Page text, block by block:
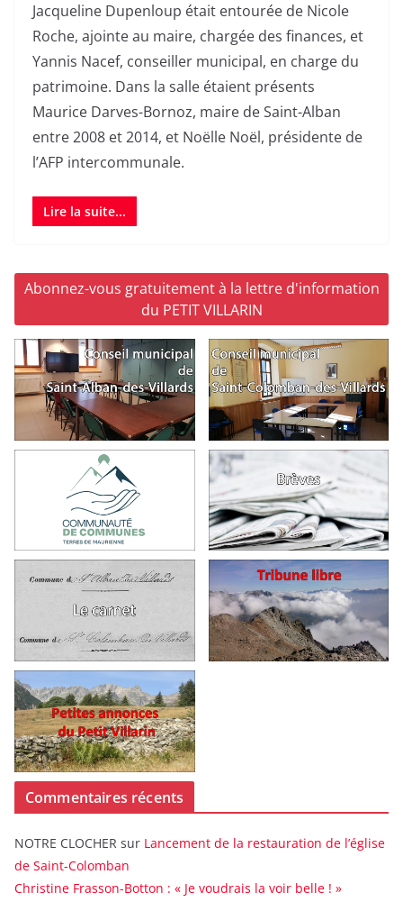
Jacqueline Dupenloup était entourée de Nicole
Roche, ajointe au maire, chargée des finances, et
Yannis Nacef, conseiller municipal, en charge du
patrimoine. Dans la salle étaient présents
Maurice Darves-Bornoz, maire de Saint-Alban
entre 2008 et 2014, et Noëlle Noël, présidente de
l’AFP intercommunale.
Lire la suite...
Abonnez-vous gratuitement à la lettre d'information
du PETIT VILLARIN
Commentaires récents
NOTRE CLOCHER sur Lancement de la restauration de l’église
de Saint-Colomban
Christine Frasson-Botton : « Je voudrais la voir belle ! »